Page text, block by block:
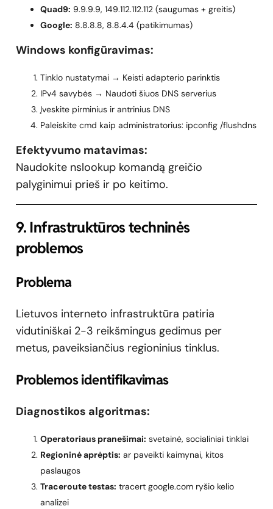
Quad9: 9.9.9.9, 149.112.112.112 (saugumas + greitis)
Google: 8.8.8.8, 8.8.4.4 (patikimumas)
Windows konfigūravimas:
Tinklo nustatymai → Keisti adapterio parinktis
IPv4 savybės → Naudoti šiuos DNS serverius
Įveskite pirminius ir antrinius DNS
Paleiskite cmd kaip administratorius: ipconfig /flushdns
Efektyvumo matavimas:
Naudokite nslookup komandą greičio
palyginimui prieš ir po keitimo.
9. Infrastruktūros techninės
problemos
Problema
Lietuvos interneto infrastruktūra patiria
vidutiniškai 2-3 reikšmingus gedimus per
metus, paveiksiančius regioninius tinklus.
Problemos identifikavimas
Diagnostikos algoritmas:
Operatoriaus pranešimai: svetainė, socialiniai tinklai
Regioninė aprėptis: ar paveikti kaimynai, kitos
paslaugos
Traceroute testas: tracert google.com ryšio kelio
analizei